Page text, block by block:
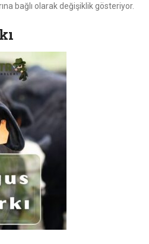
bağlı olarak değişiklik gösteriyor.